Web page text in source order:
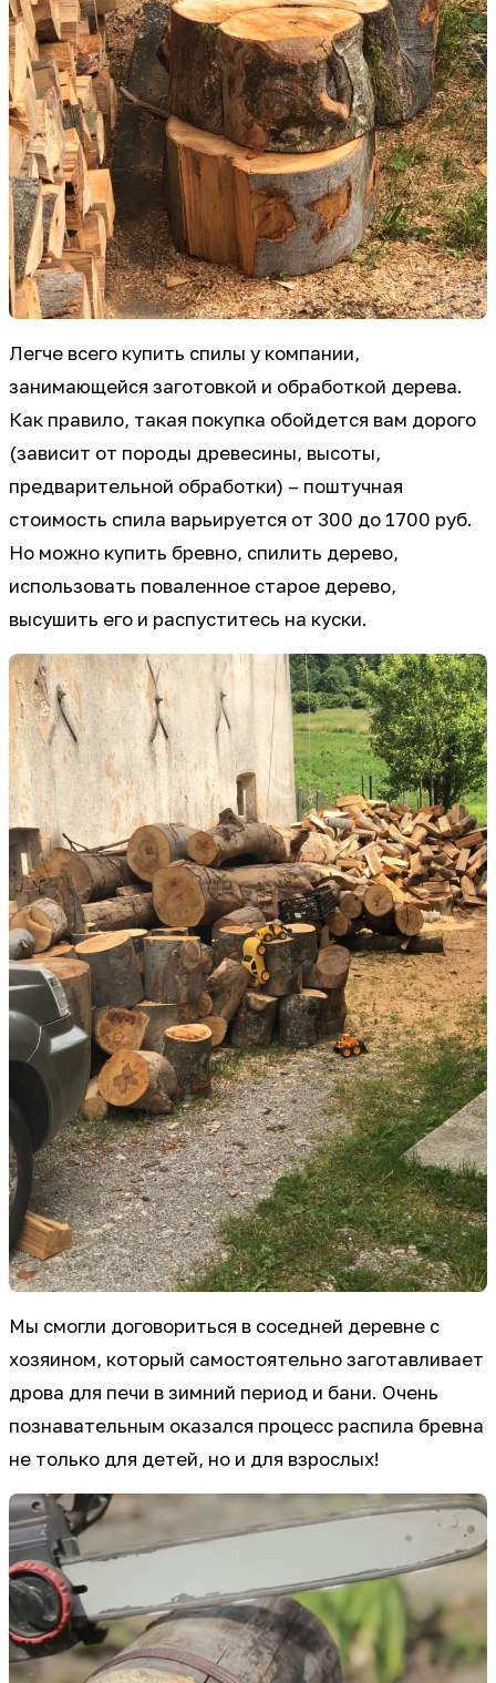
Легче всего купить спилы у компании,
занимающейся заготовкой и обработкой дерева.
Как правило, такая покупка обойдется вам дорого
(зависит от породы древесины, высоты,
предварительной обработки) – поштучная
стоимость спила варьируется от 300 до 1700 руб.
Но можно купить бревно, спилить дерево,
использовать поваленное старое дерево,
высушить его и распуститесь на куски.
Мы смогли договориться в соседней деревне с
хозяином, который самостоятельно заготавливает
дрова для печи в зимний период и бани. Очень
познавательным оказался процесс распила бревна
не только для детей, но и для взрослых!